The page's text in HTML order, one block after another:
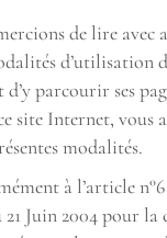
de lire avec
d’utilisation
parcourir ses
site Internet, vous
modalités.
à l’article
21 Juin 2004 pour la